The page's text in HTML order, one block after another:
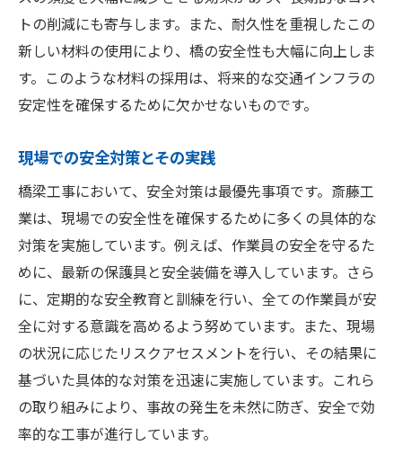
プロジェクトの概要と目的
設計段階での工夫と新技術の採用
施工段階での課題と解決策
地域経済と交通インフラの関係
千葉県東金市の将来の交通計画
斎藤工業の技術力が光る千葉県東金市の橋梁工
事
技術力の高さを証明する具体的な事例
プロジェクトの進行管理と効率化
地元住民からの評価とフィードバック
チームワークと技術力の結集
次世代技術の導入とその影響
斎藤工業が持つ技術的優位性
トの削減にも寄与します。また、耐久性を重視したこの
新しい材料の使用により、橋の安全性も大幅に向上しま
す。このような材料の採用は、将来的な交通インフラの
安定性を確保するために欠かせないものです。
現場での安全対策とその実践
橋梁工事において、安全対策は最優先事項です。斎藤工
業は、現場での安全性を確保するために多くの具体的な
対策を実施しています。例えば、作業員の安全を守るた
めに、最新の保護具と安全装備を導入しています。さら
に、定期的な安全教育と訓練を行い、全ての作業員が安
全に対する意識を高めるよう努めています。また、現場
の状況に応じたリスクアセスメントを行い、その結果に
基づいた具体的な対策を迅速に実施しています。これら
の取り組みにより、事故の発生を未然に防ぎ、安全で効
率的な工事が進行しています。